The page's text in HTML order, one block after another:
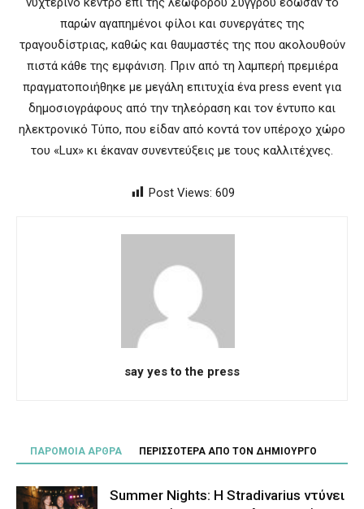
παρών αγαπημένοι φίλοι και συνεργάτες της
τραγουδίστριας, καθώς και θαυμαστές της που ακολουθούν
πιστά κάθε της εμφάνιση. Πριν από τη λαμπερή πρεμιέρα
πραγματοποιήθηκε με μεγάλη επιτυχία ένα press event για
δημοσιογράφους από την τηλεόραση και τον έντυπο και
ηλεκτρονικό Τύπο, που είδαν από κοντά τον υπέροχο χώρο
του «Lux» κι έκαναν συνεντεύξεις με τους καλλιτέχνες.
Post Views: 609
say yes to the press
ΠΑΡΟΜΟΙΑ ΑΡΘΡΑ ΠΕΡΙΣΣΟΤΕΡΑ ΑΠΟ ΤΟΝ ΔΗΜΙΟΥΡΓΟ
Summer Nights: Η Stradivarius ντύνει